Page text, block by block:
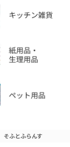
そふとふらんす